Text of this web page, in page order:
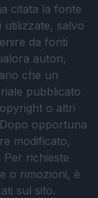
citata la fonte
utilizzate, salvo
da fonti
autori,
che un
pubblicato
o altri
opportuna
modificato,
richieste
o rimozioni, è
sul sito.